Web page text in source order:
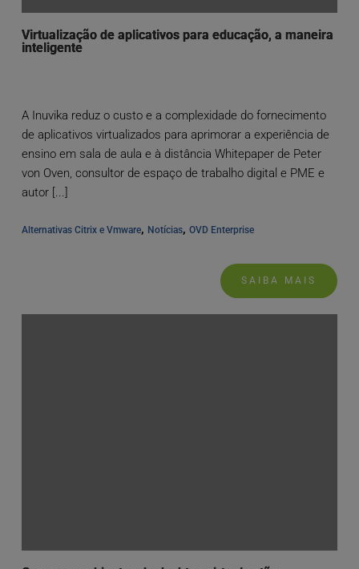
Virtualização de aplicativos para educação, a maneira
inteligente
A Inuvika reduz o custo e a complexidade do fornecimento
de aplicativos virtualizados para aprimorar a experiência de
ensino em sala de aula e à distância Whitepaper de Peter
von Oven, consultor de espaço de trabalho digital e PME e
autor [...]
Alternativas Citrix e Vmware, Notícias, OVD Enterprise
SAIBA MAIS